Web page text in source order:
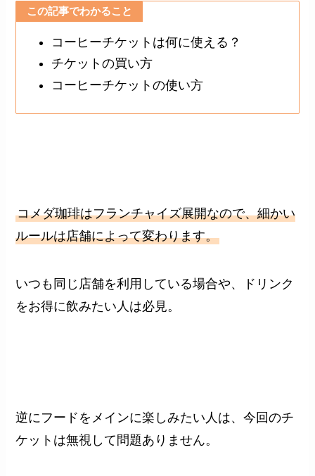
この記事でわかること
コーヒーチケットは何に使える？
チケットの買い方
コーヒーチケットの使い方
コメダ珈琲はフランチャイズ展開なので、細かい
ルールは店舗によって変わります。
いつも同じ店舗を利用している場合や、ドリンク
をお得に飲みたい人は必見。
逆にフードをメインに楽しみたい人は、今回のチ
ケットは無視して問題ありません。